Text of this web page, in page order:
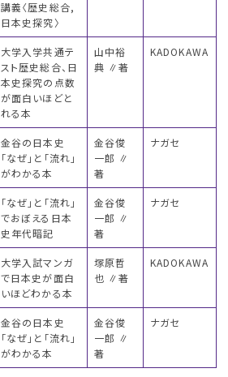
講義〈歴史総合,
日本史探究〉
大学入学共通テ
スト歴史総合、日
本史探究の点数
が面白いほどと
れる本
山中裕
典 ∥著
KADOKAWA
金谷の日本史
「なぜ」と「流れ」
がわかる本
金谷俊
一郎 ∥
著
ナガセ
「なぜ」と「流れ」
でおぼえる日本
史年代暗記
金谷俊
一郎 ∥
著
ナガセ
大学入試マンガ
で日本史が面白
いほどわかる本
塚原哲
也 ∥著
KADOKAWA
金谷の日本史
「なぜ」と「流れ」
がわかる本
金谷俊
一郎 ∥
著
ナガセ